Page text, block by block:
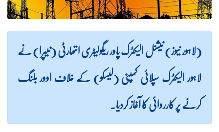
(لاہور نیوز) نیشنل الیکٹرک پاور ریگولیٹری اتھارٹی (نیپرا) نے
لاہور الیکٹرک سپلائی کمپنی (لیسکو) کے خلاف اوور بلنگ
کرنے پر کارروائی کا آغاز کردیا۔